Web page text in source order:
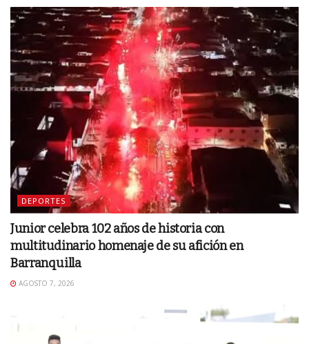
DEPORTES
Junior celebra 102 años de historia con
multitudinario homenaje de su afición en
Barranquilla
AGOSTO 7, 2026